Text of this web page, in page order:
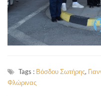
Tags : Βόσδου Σωτήρης,
Φλώρινας